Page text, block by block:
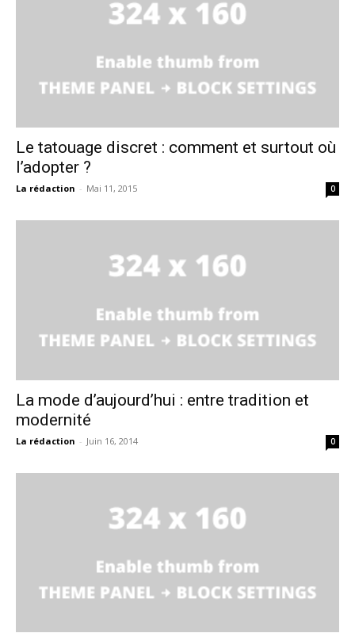
Le tatouage discret : comment et surtout où
l’adopter ?
La rédaction - Mai 11, 2015 0
La mode d’aujourd’hui : entre tradition et
modernité
La rédaction - Juin 16, 2014 0